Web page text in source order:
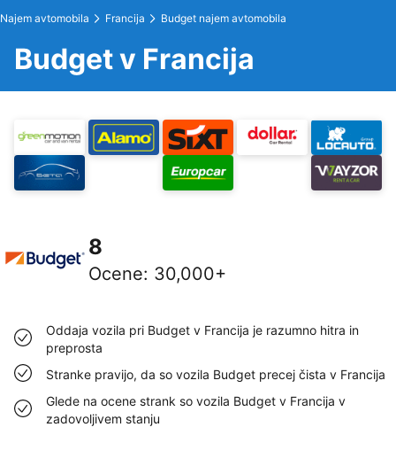
Najem avtomobila Francija Budget najem avtomobila
Budget v Francija
8
Ocene: 30,000+
Oddaja vozila pri Budget v Francija je razumno hitra in
preprosta
Stranke pravijo, da so vozila Budget precej čista v Francija
Glede na ocene strank so vozila Budget v Francija v
zadovoljivem stanju